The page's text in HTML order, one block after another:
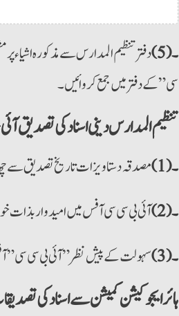
۔(5) دفترتنظیم المدارس سے مذکورہ اشیاء
سی” کے دفتر میں جمع کروائیں۔
تنظیم المدارس دینی اسناد کی تصدیق
۔(1)
مصدقہ دستاویزات تاریخ تصدیق سے چھ ماہ یعنی (180) دنوں کے اندراندر”ائی بی سی سی”
۔(2) آئی بی سی سی آفس میں امیدواربذات
۔(3)
سہولت کے پیش نظر”آئی بی سی سی”
ہائرایجوکیشن کمیشن سے اسناد کی